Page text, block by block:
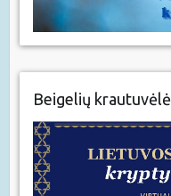
Beigelių krautuvėlė